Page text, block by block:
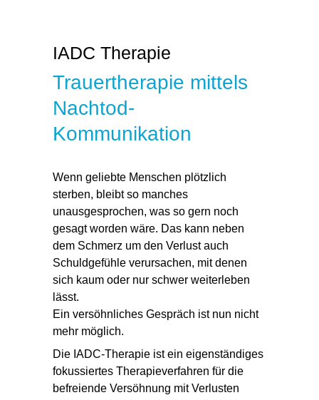
IADC Therapie
Trauertherapie mittels
Nachtod-
Kommunikation
Wenn geliebte Menschen plötzlich
sterben, bleibt so manches
unausgesprochen, was so gern noch
gesagt worden wäre. Das kann neben
dem Schmerz um den Verlust auch
Schuldgefühle verursachen, mit denen
sich kaum oder nur schwer weiterleben
lässt.
Ein versöhnliches Gespräch ist nun nicht
mehr möglich.
Die IADC-Therapie ist ein eigenständiges
fokussiertes Therapieverfahren für die
befreiende Versöhnung mit Verlusten